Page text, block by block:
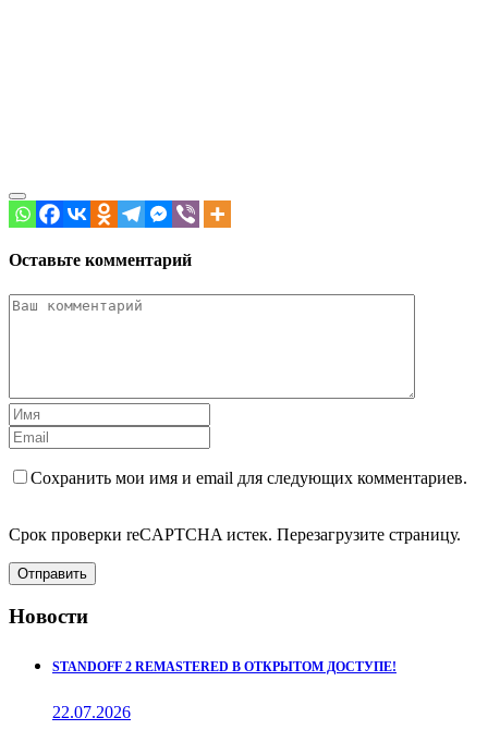
Оставьте комментарий
Сохранить мои имя и email для следующих комментариев.
Срок проверки reCAPTCHA истек. Перезагрузите страницу.
Отправить
Новости
STANDOFF 2 REMASTERED В ОТКРЫТОМ ДОСТУПЕ!
22.07.2026